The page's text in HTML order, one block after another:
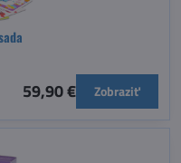
59,90 € Zobraziť